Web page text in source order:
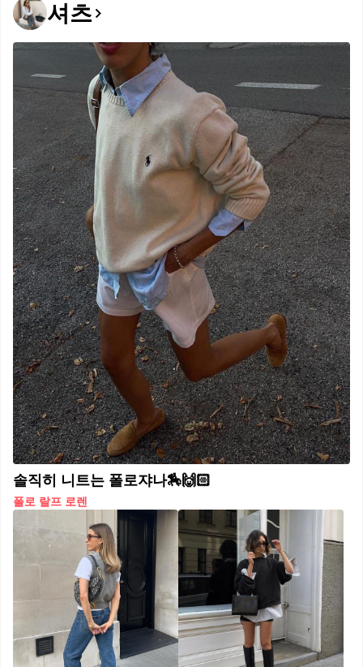
셔츠
솔직히 니트는 폴로쟈나🏇🙌🏻
폴로 랄프 로렌